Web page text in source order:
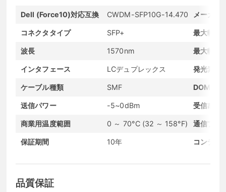
Dell (Force10)対応互換 CWDM-SFP10G-14.470 メーカー
コネクタタイプ SFP+ 最大転送
波長 1570nm 最大転送
インタフェース LCデュプレックス 発光素子
ケーブル種類 SMF DOMサ
送信パワー -5~0dBm 受信感度
商業用温度範囲 0 ～ 70°C (32 ～ 158°F) 通信プロ
保証期間 10年 コンディ
品質保証